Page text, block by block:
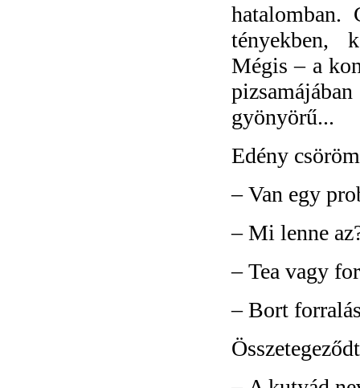
hatalomban.
tényekben,
Mégis – a
gyönyörű...
Edény
–Van egy
–Mi lenne
–Tea vagy
–Bort